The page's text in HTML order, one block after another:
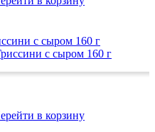
с сыром 160 г
в корзину